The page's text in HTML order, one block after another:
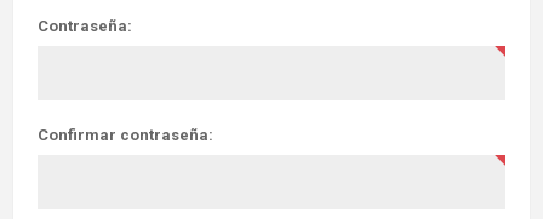
Contraseña:
Confirmar contraseña: